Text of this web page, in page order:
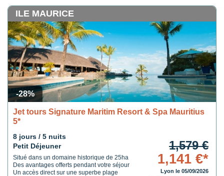
-28%
ILE MAURICE
Jet tours Signature Maritim Resort & Spa Mauritius
5*
8 jours / 5 nuits
Petit Déjeuner
Situé dans un domaine historique de 25ha
Des avantages offerts pendant votre séjour
Un accès direct sur une superbe plage
1,579 €
1,141 €*
Lyon le 05/09/2026